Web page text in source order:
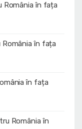
România în fața
în fața
în fața
România în